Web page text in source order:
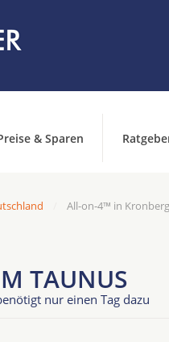
& Sparen
All-on-4™ in
TAUNUS
nur einen Tag dazu